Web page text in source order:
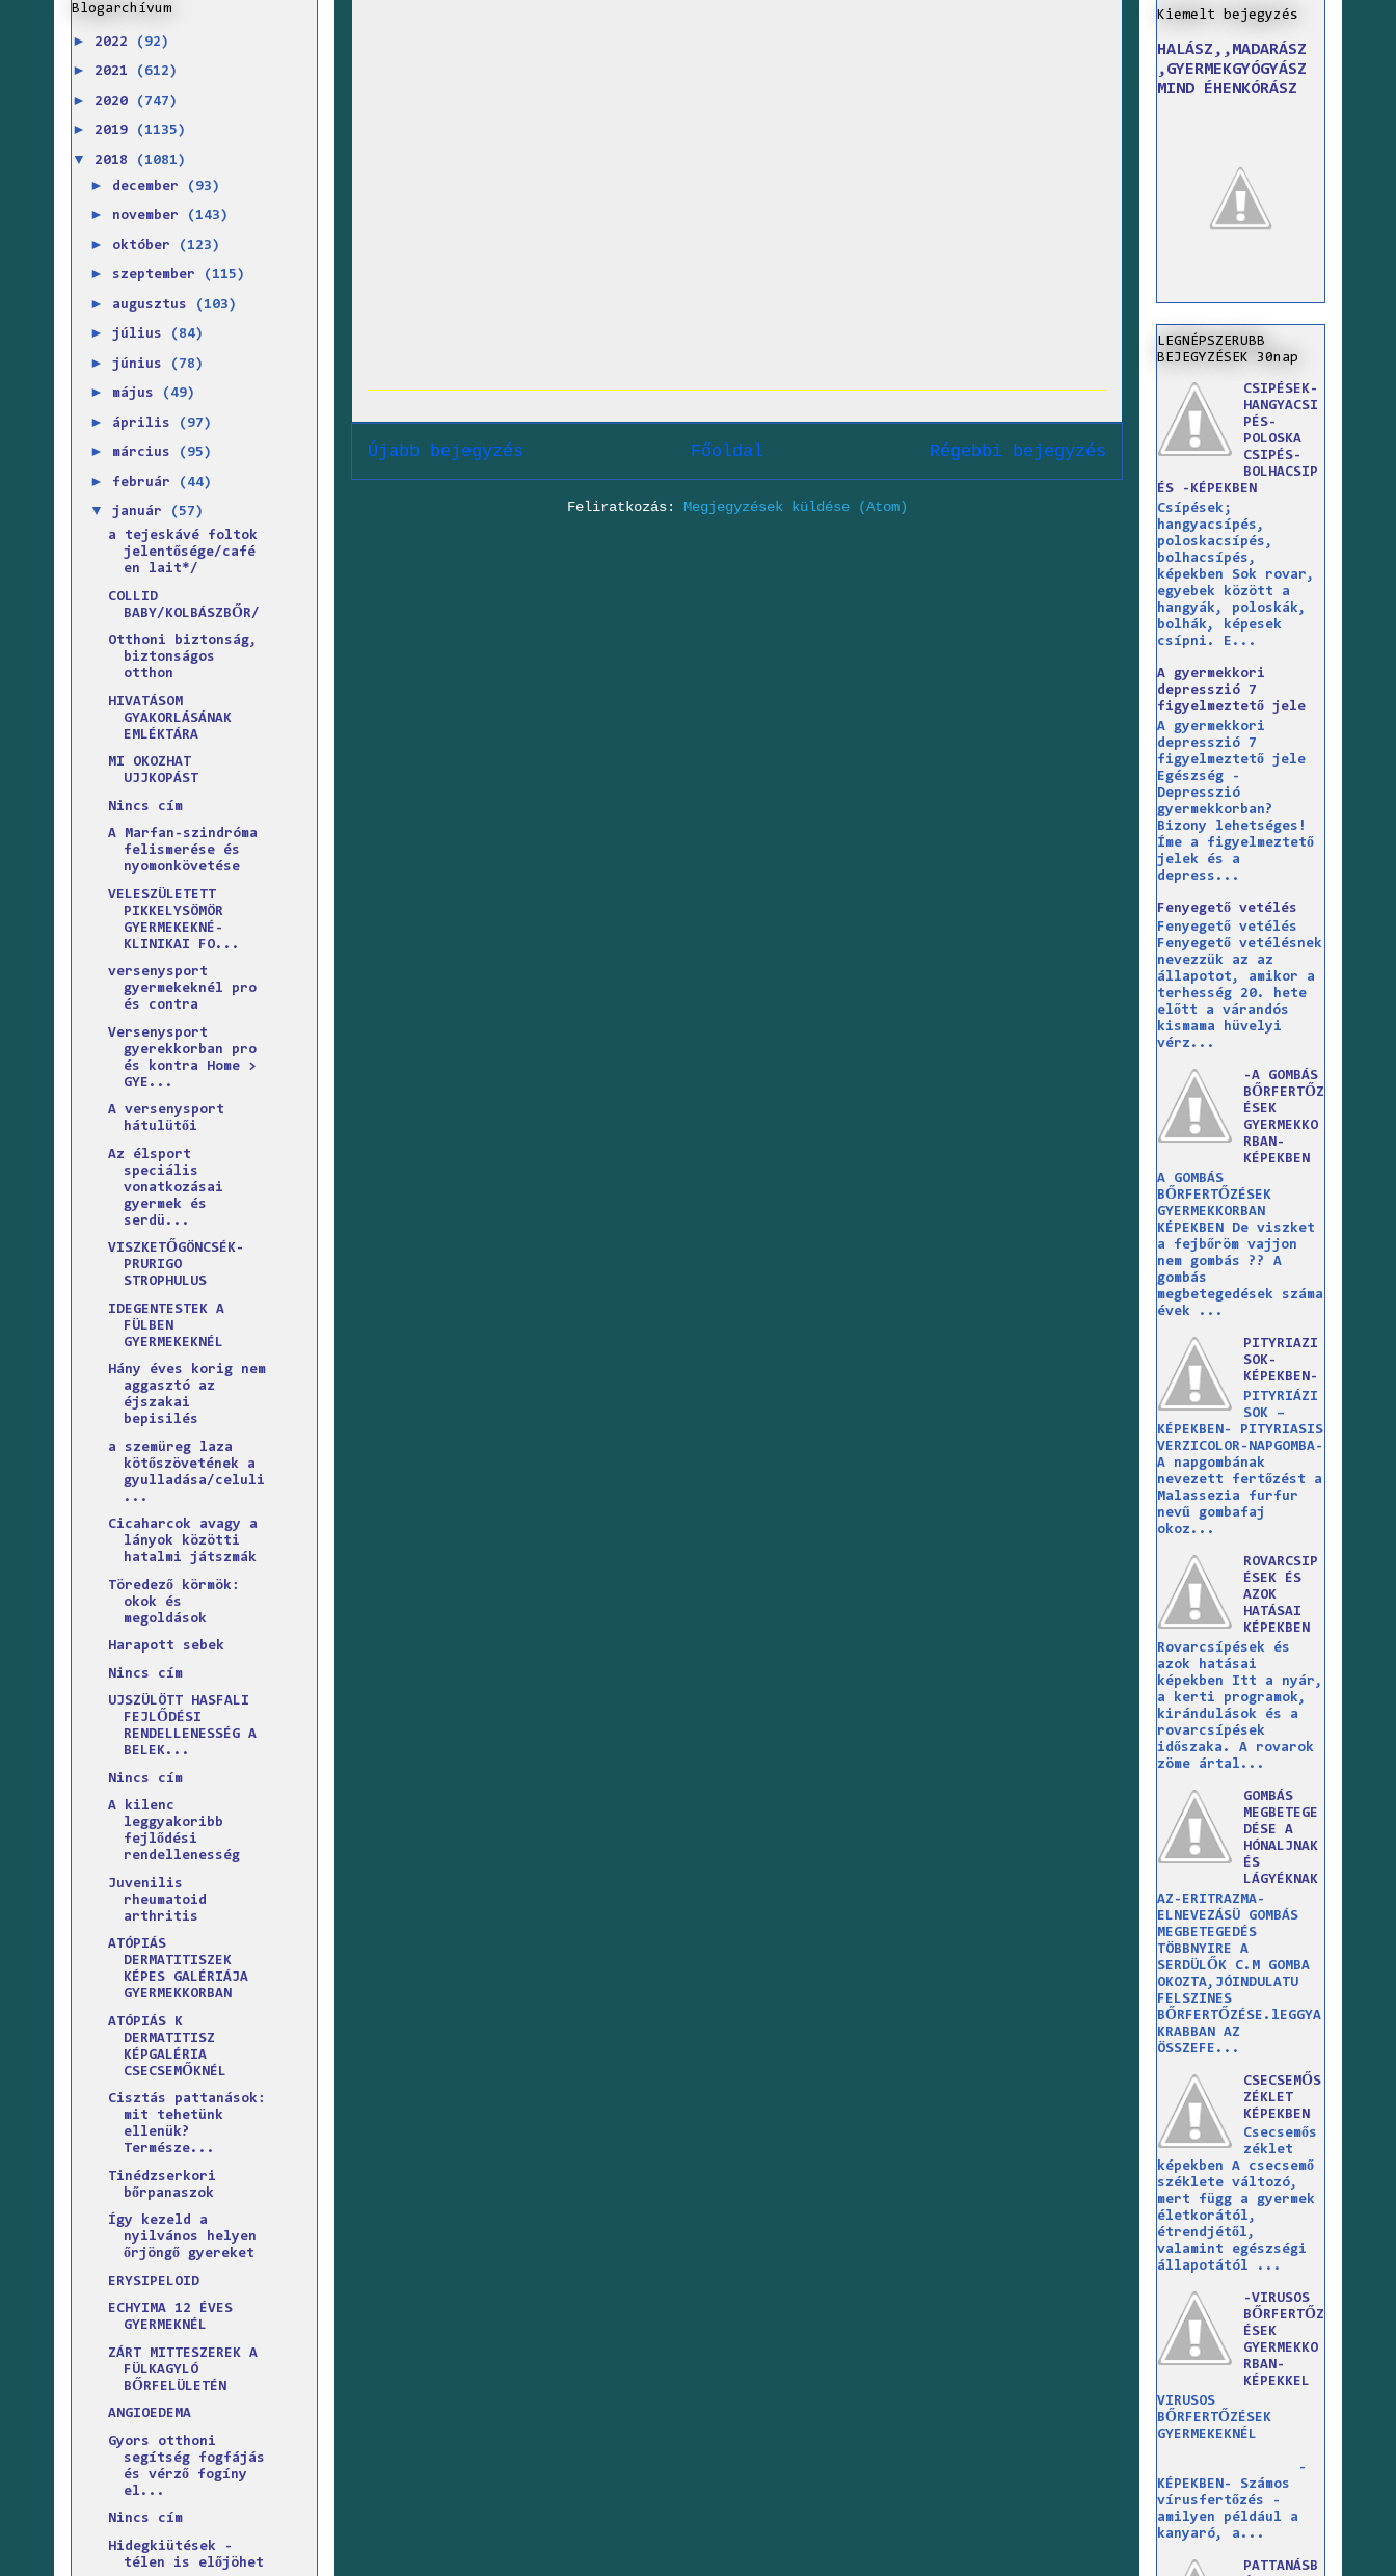
Újabb bejegyzés Régebbi bejegyzés
Főoldal
Feliratkozás: Megjegyzések küldése (Atom)
Blogarchívum
► 2022 (92)
► 2021 (612)
► 2020 (747)
► 2019 (1135)
▼ 2018 (1081)
► december (93)
► november (143)
► október (123)
► szeptember (115)
► augusztus (103)
► július (84)
► június (78)
► május (49)
► április (97)
► március (95)
► február (44)
▼ január
(57)
a tejeskávé foltok
jelentősége/café
en lait*/
COLLID
BABY/KOLBÁSZBŐR/
Otthoni biztonság,
biztonságos
otthon
HIVATÁSOM
GYAKORLÁSÁNAK
EMLÉKTÁRA
MI OKOZHAT
UJJKOPÁST
Nincs cím
A Marfan-szindróma
felismerése és
nyomonkövetése
VELESZÜLETETT
PIKKELYSÖMÖR
GYERMEKEKNÉ-
KLINIKAI FO...
versenysport
gyermekeknél pro
és contra
Versenysport
gyerekkorban pro
és kontra Home >
GYE...
A versenysport
hátulütői
Az élsport
speciális
vonatkozásai
gyermek és
serdü...
VISZKETŐGÖNCSÉK-
PRURIGO
STROPHULUS
IDEGENTESTEK A
FÜLBEN
GYERMEKEKNÉL
Hány éves korig nem
aggasztó az
éjszakai
bepisilés
a szemüreg laza
kötőszövetének a
gyulladása/celuli
...
Cicaharcok avagy a
lányok közötti
hatalmi játszmák
Töredező körmök:
okok és
megoldások
Harapott sebek
Nincs cím
UJSZÜLÖTT HASFALI
FEJLŐDÉSI
RENDELLENESSÉG A
BELEK...
Nincs cím
A kilenc
leggyakoribb
fejlődési
rendellenesség
Juvenilis
rheumatoid
arthritis
ATÓPIÁS
DERMATITISZEK
KÉPES GALÉRIÁJA
GYERMEKKORBAN
ATÓPIÁS K
DERMATITISZ
KÉPGALÉRIA
CSECSEMŐKNÉL
Cisztás pattanások:
mit tehetünk
ellenük?
Természe...
Tinédzserkori
bőrpanaszok
Így kezeld a
nyilvános helyen
őrjöngő gyereket
ERYSIPELOID
ECHYIMA 12 ÉVES
GYERMEKNÉL
ZÁRT MITTESZEREK A
FÜLKAGYLÓ
BŐRFELÜLETÉN
ANGIOEDEMA
Gyors otthoni
segítség fogfájás
és vérző fogíny
el...
Nincs cím
Hidegkiütések -
télen is előjöhet
Kiemelt bejegyzés
HALÁSZ,,MADARÁSZ
,GYERMEKGYÓGYÁSZ
MIND ÉHENKÓRÁSZ
LEGNÉPSZERUBB
BEJEGYZÉSEK 30nap
CSIPÉSEK-
HANGYACSI
PÉS-
POLOSKA
CSIPÉS-
BOLHACSIP
ÉS -KÉPEKBEN
Csípések;
hangyacsípés,
poloskacsípés,
bolhacsípés,
képekben Sok rovar,
egyebek között a
hangyák, poloskák,
bolhák, képesek
csípni. E...
A gyermekkori
depresszió 7
figyelmeztető jele
A gyermekkori
depresszió 7
figyelmeztető jele
Egészség -
Depresszió
gyermekkorban?
Bizony lehetséges!
Íme a figyelmeztető
jelek és a
depress...
Fenyegető vetélés
Fenyegető vetélés
Fenyegető vetélésnek
nevezzük az az
állapotot, amikor a
terhesség 20. hete
előtt a várandós
kismama hüvelyi
vérz...
-A GOMBÁS
BŐRFERTŐZ
ÉSEK
GYERMEKKO
RBAN-
KÉPEKBEN
A GOMBÁS
BŐRFERTŐZÉSEK
GYERMEKKORBAN
KÉPEKBEN De viszket
a fejbőröm vajjon
nem gombás ?? A
gombás
megbetegedések száma
évek ...
PITYRIAZI
SOK-
KÉPEKBEN-
PITYRIÁZI
SOK –
KÉPEKBEN- PITYRIASIS
VERZICOLOR-NAPGOMBA-
A napgombának
nevezett fertőzést a
Malassezia furfur
nevű gombafaj
okoz...
ROVARCSIP
ÉSEK ÉS
AZOK
HATÁSAI
KÉPEKBEN
Rovarcsípések és
azok hatásai
képekben Itt a nyár,
a kerti programok,
kirándulások és a
rovarcsípések
időszaka. A rovarok
zöme ártal...
GOMBÁS
MEGBETEGE
DÉSE A
HÓNALJNAK
ÉS
LÁGYÉKNAK
AZ-ERITRAZMA-
ELNEVEZÁSÜ GOMBÁS
MEGBETEGEDÉS
TÖBBNYIRE A
SERDÜLŐK C.M GOMBA
OKOZTA,JÓINDULATU
FELSZINES
BŐRFERTŐZÉSE.lEGGYA
KRABBAN AZ
ÖSSZEFE...
CSECSEMŐS
ZÉKLET
KÉPEKBEN
Csecsemős
zéklet
képekben A csecsemő
széklete változó,
mert függ a gyermek
életkorától,
étrendjétől,
valamint egészségi
állapotától ...
-VIRUSOS
BŐRFERTŐZ
ÉSEK
GYERMEKKO
RBAN-
KÉPEKKEL
VIRUSOS
BŐRFERTŐZÉSEK
GYERMEKEKNÉL
-
KÉPEKBEN- Számos
vírusfertőzés -
amilyen például a
kanyaró, a...
PATTANÁSB